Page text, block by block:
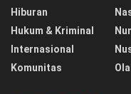
Hiburan
Hukum & Kriminal
Internasional
Komunitas